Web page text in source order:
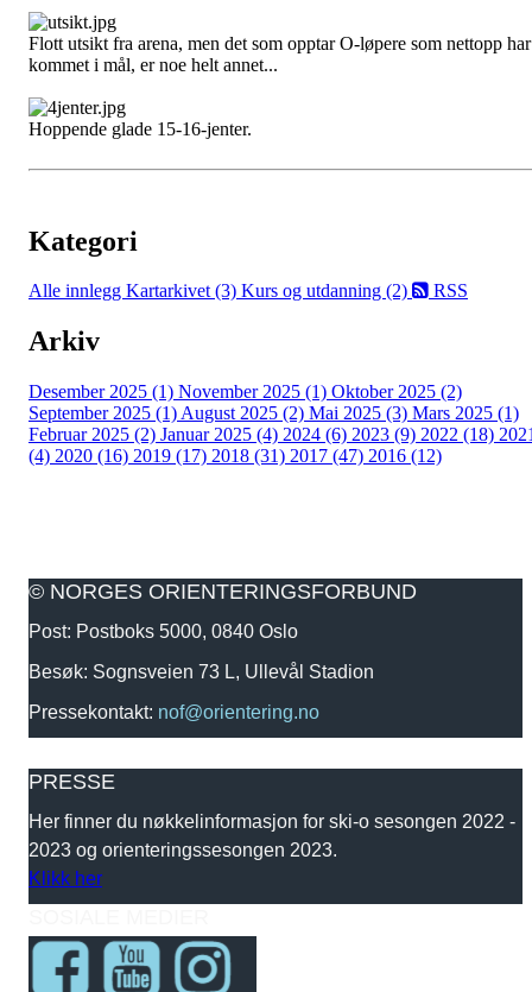
Flott utsikt fra arena, men det som opptar O-løpere som nettopp har
kommet i mål, er noe helt annet...
Hoppende glade 15-16-jenter.
Kategori
Alle innlegg Kartarkivet (3) Kurs og utdanning (2) RSS
Arkiv
Desember 2025 (1) November 2025 (1) Oktober 2025 (2)
September 2025 (1) August 2025 (2) Mai 2025 (3) Mars 2025 (1)
Februar 2025 (2) Januar 2025 (4) 2024 (6) 2023 (9) 2022 (18)
(4) 2020 (16) 2019 (17) 2018 (31) 2017 (47) 2016 (12)
© NORGES ORIENTERINGSFORBUND
Post: Postboks 5000, 0840 Oslo
Besøk: Sognsveien 73 L, Ullevål Stadion
Pressekontakt: nof@orientering.no
PRESSE
Her finner du nøkkelinformasjon for ski-o sesongen 2022 -
2023 og orienteringssesongen 2023.
Klikk her